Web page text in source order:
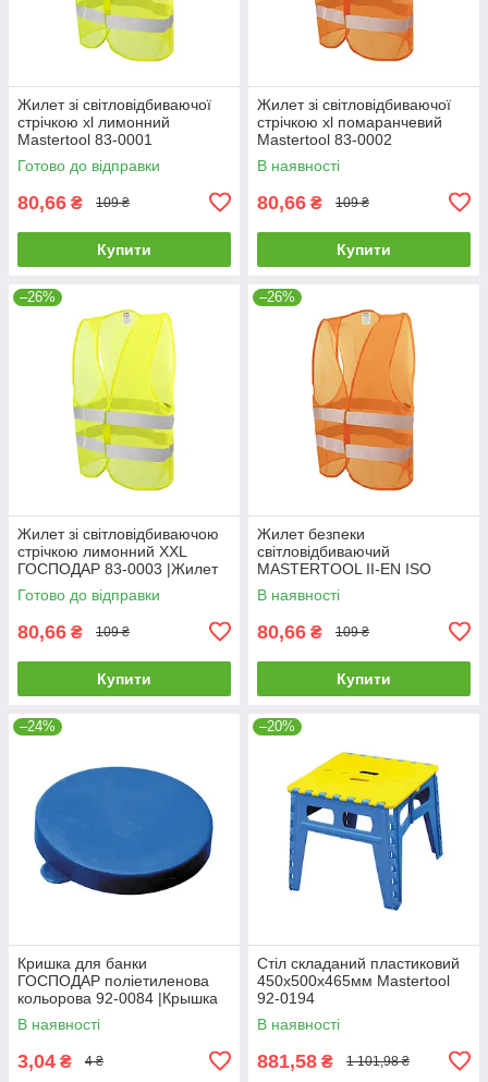
Жилет зі світловідбиваючої
стрічкою xl лимонний
Mastertool 83-0001
Готово до відправки
80,66 ₴ 109 ₴
Купити
Жилет зі світловідбиваючої
стрічкою xl помаранчевий
Mastertool 83-0002
В наявності
80,66 ₴ 109 ₴
Купити
–26%
Жилет зi свiтловідбиваючою
стрiчкою лимонний XXL
ГОСПОДАР 83-0003 |Жилет
со светоотражающей лентой
лимонный XXL ГОСПОДАР
Готово до відправки
80,66 ₴ 109 ₴
Купити
–26%
Жилет безпеки
світловідбиваючий
MASTERTOOL II-EN ISO
13688 EN ISO 20471 XXL
помаранчевий 83-0004
В наявності
80,66 ₴ 109 ₴
Купити
–24%
Кришка для банки
ГОСПОДАР поліетиленова
кольорова 92-0084 |Крышка
для банки ГОСПОДАР
полиэтиленовая цветная 92-
В наявності
3,04 ₴ 4 ₴
–20%
Стіл складаний пластиковий
450х500х465мм Mastertool
92-0194
В наявності
881,58 ₴ 1 101,98 ₴